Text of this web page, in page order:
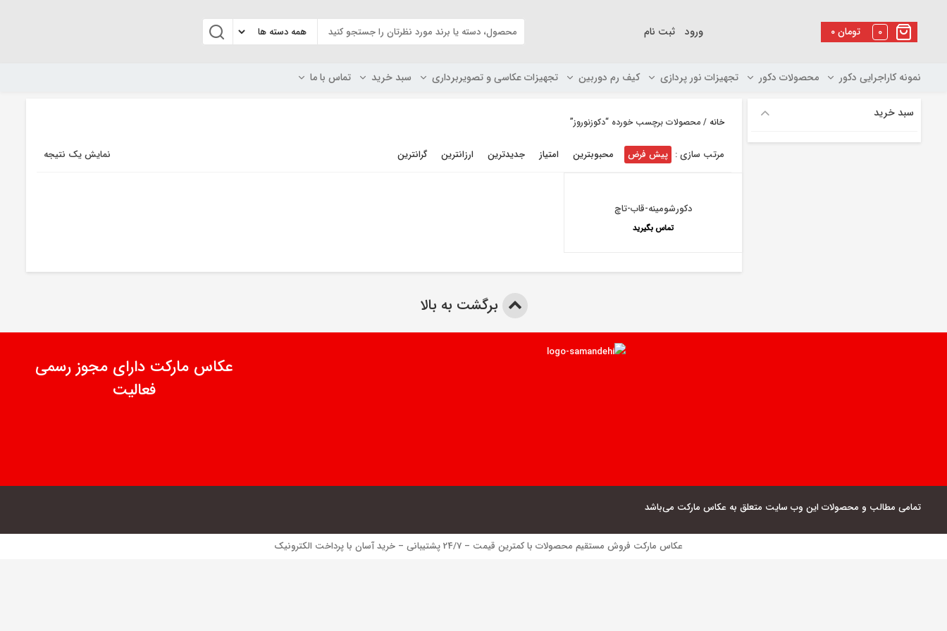
۰تومان 0 ورود ثبت نام
نمونه کاراجرایی دکور محصولات دکور تجهیزات نور پردازی کیف رم دوربین تجهیزات عکاسی و تصویربرداری سبد خرید تماس با ما
خانه / محصولات برچسب خورده “دکوزنوروز”
نمایش یک نتیجه مرتب سازی : پیش فرض محبوبترین امتیاز جدیدترین ارزانترین گرانترین
دکورشومینه-قاب-تاچ
تماس بگیرید
سبد خرید
برگشت به بالا
عکاس مارکت دارای مجوز رسمی
فعالیت
تمامی مطالب و محصولات این وب سایت متعلق به عکاس مارکت می‌باشد
عکاس مارکت فروش مستقیم محصولات با کمترین قیمت – 24/7 پشتیبانی – خرید آسان با پرداخت الکترونیک